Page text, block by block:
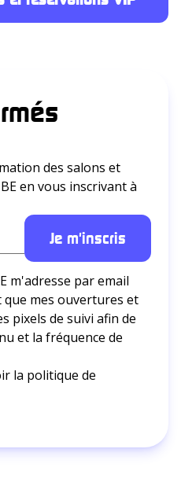
des salons et
en vous inscrivant à
m'adresse par email
que mes ouvertures et
pixels de suivi afin de
et la fréquence de
la politique de